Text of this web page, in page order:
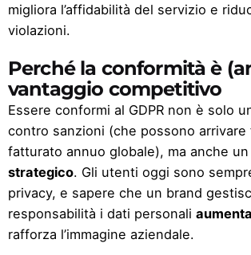
migliora l’affidabilità del servizio e
violazioni.
Perché la conformità è
vantaggio competitivo
Essere conformi al GDPR non è solo
contro sanzioni (che possono arrivare
fatturato annuo globale), ma anche un
strategico. Gli utenti oggi sono
privacy, e sapere che un brand
responsabilità i dati personali
rafforza l’immagine aziendale.